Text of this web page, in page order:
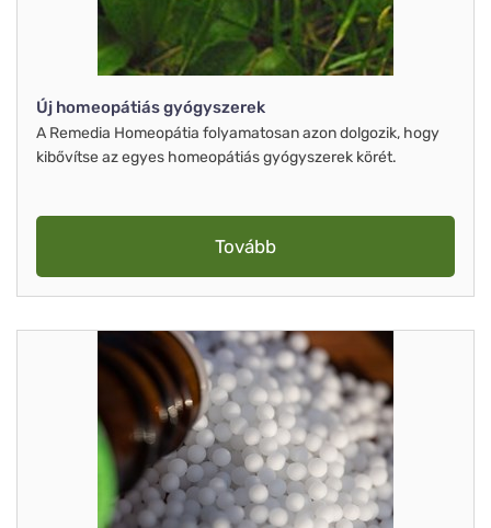
Új homeopátiás gyógyszerek
A Remedia Homeopátia folyamatosan azon dolgozik, hogy
kibővítse az egyes homeopátiás gyógyszerek körét.
Tovább